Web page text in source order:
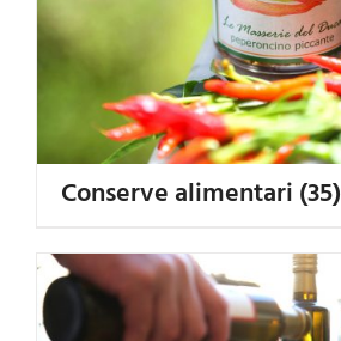
Conserve alimentari (35)